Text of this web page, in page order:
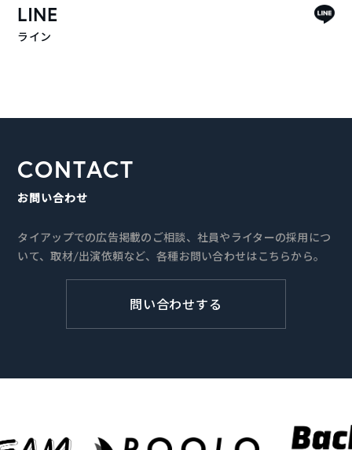
LINE
ライン
CONTACT
お問い合わせ
タイアップでの広告掲載のご相談、社員やライターの採用につ
いて、取材/出演依頼など、各種お問い合わせはこちらから。
問い合わせする